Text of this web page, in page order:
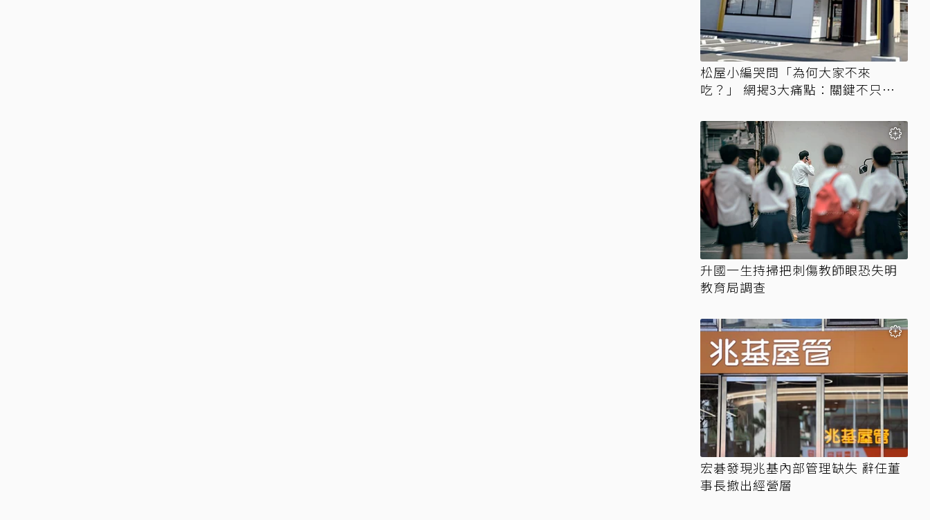
松屋小編哭問「為何大家不來
吃？」 網揭3大痛點：關鍵不只價
升國一生持掃把刺傷教師眼恐失明
教育局調查
宏碁發現兆基內部管理缺失 辭任董
事長撤出經營層